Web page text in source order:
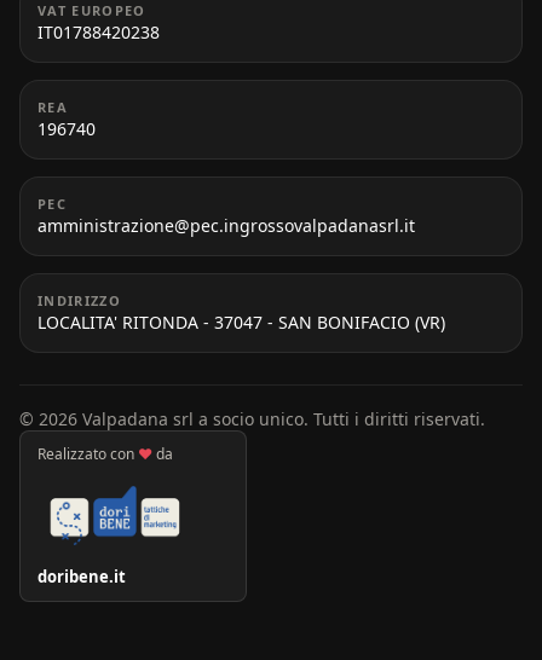
VAT EUROPEO
IT01788420238
REA
196740
PEC
amministrazione@pec.ingrossovalpadanasrl.it
INDIRIZZO
LOCALITA' RITONDA - 37047 - SAN BONIFACIO (VR)
© 2026 Valpadana srl a socio unico. Tutti i diritti riservati.
Realizzato con ♥da
doribene.it